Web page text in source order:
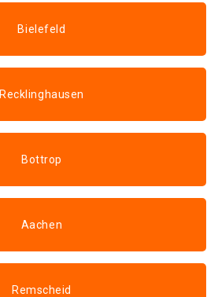
Bielefeld
Recklinghausen
Bottrop
Aachen
Remscheid